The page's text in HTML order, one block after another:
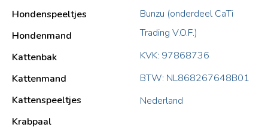
Hondenspeeltjes
Hondenmand
Kattenbak
Kattenmand
Kattenspeeltjes
Krabpaal​
Bunzu (onderdeel CaTi
Trading V.O.F.)
KVK: 97868736
BTW: NL868267648B01
Nederland